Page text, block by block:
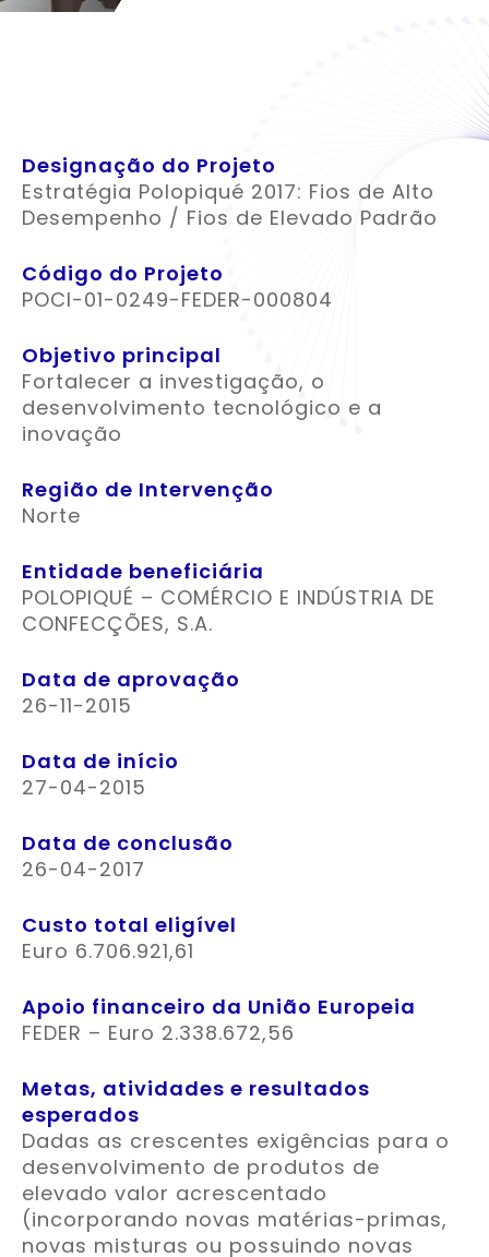
Designação do Projeto
Estratégia Polopiqué 2017: Fios de Alto
Desempenho / Fios de Elevado Padrão
Código do Projeto
POCI-01-0249-FEDER-000804
Objetivo principal
Fortalecer a investigação, o
desenvolvimento tecnológico e a
inovação
Região de Intervenção
Norte
Entidade beneficiária
POLOPIQUÉ – COMÉRCIO E INDÚSTRIA DE
CONFECÇÕES, S.A.
Data de aprovação
26-11-2015
Data de início
27-04-2015
Data de conclusão
26-04-2017
Custo total eligível
Euro 6.706.921,61
Apoio financeiro da União Europeia
FEDER – Euro 2.338.672,56
Metas, atividades e resultados
esperados
Dadas as crescentes exigências para o
desenvolvimento de produtos de
elevado valor acrescentado
(incorporando novas matérias-primas,
novas misturas ou possuindo novas